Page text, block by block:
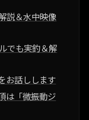
説＆水中映像
でも実釣＆解
お話しします
は「微振動ジ